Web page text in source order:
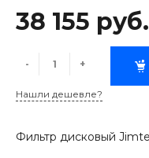
38 155 руб.
- +
Нашли дешевле?
Фильтр дисковый